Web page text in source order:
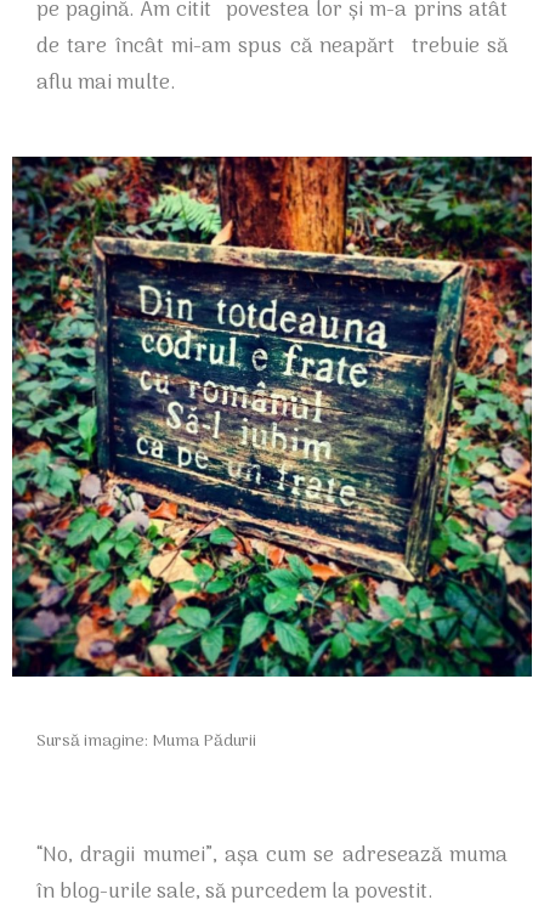
pe pagină. Am citit povestea lor și m-a prins atât
de tare încât mi-am spus că neapărt trebuie să
aflu mai multe.
Sursă imagine: Muma Pădurii
“No, dragii mumei”, așa cum se adresează muma
în blog-urile sale, să purcedem la povestit.